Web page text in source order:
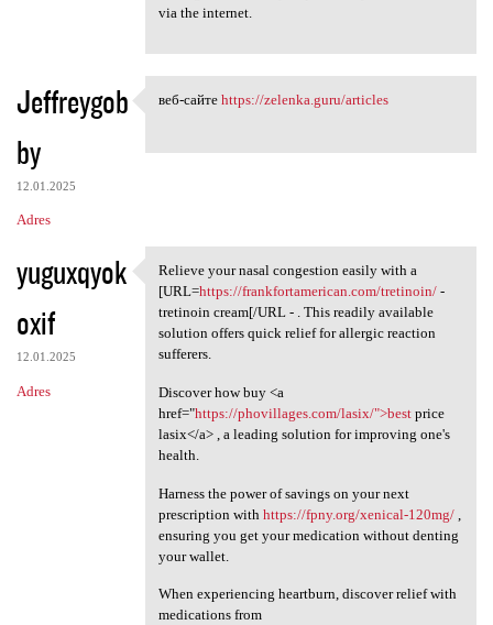
via the internet.
Jeffreygob
by
12.01.2025
Adres
веб-сайте https://zelenka
веб-сайте https://zelenka.guru/articles
yuguxqyok
oxif
12.01.2025
Adres
Relieve your nasal congestion
Relieve your nasal congestion easily with a
[URL=https://frankfortamerican.com/tretinoin/-
tretinoin cream[/URL - . This readily available
solution offers quick relief for allergic reaction
sufferers.
Discover how buy <a
href="https://phovillages.com/lasix/">bestprice
lasix</a> , a leading solution for improving one's
health.
Harness the power of savings on your next
prescription with https://fpny.org/xenical-120mg/,
ensuring you get your medication without denting
your wallet.
When experiencing heartburn, discover relief with
medications from